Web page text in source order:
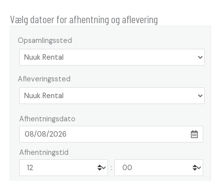
Vælg datoer for afhentning og aflevering
Opsamlingssted
Afleveringssted
Afhentningsdato
Afhentningstid
: